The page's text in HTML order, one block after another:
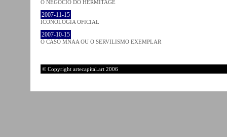
O NEGÓCIO DO HERMITAGE
2007-11-15
ICONOLOGIA OFICIAL
2007-10-15
O CASO MNAA OU O SERVILISMO EXEMPLAR
© Copyright artecapital.art 2006